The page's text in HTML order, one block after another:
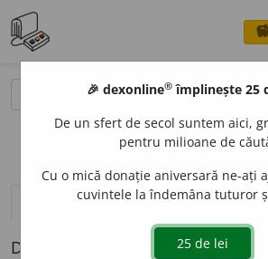
definiții (1)
Definiția cu ID-ul 1032887:
🎉 dexonline® împlinește 25
De un sfert de secol suntem aici,
pentru milioane de
Cu o mică donație aniversară ne-ați
cuvintele la îndemâna tuturor